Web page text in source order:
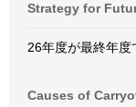
Strategy for
26年度が最終年度
Causes of